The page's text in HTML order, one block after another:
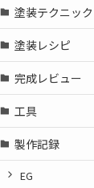
塗装テクニック
塗装レシピ
完成レビュー
工具
製作記録
EG